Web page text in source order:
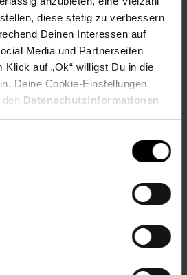
diese stetig zu verbessern
Deinen Interessen auf
Media und Partnerseiten
Klick auf „Ok“ willigst Du in die
Deine Cookie-Einstellungen
Datenschutzinformationen
TV-Shop Weinwelt
Karriere
**